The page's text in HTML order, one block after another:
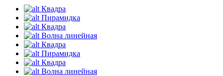
Квадра
Пирамидка
Квадра
Волна линейная
Квадра
Пирамидка
Квадра
Волна линейная